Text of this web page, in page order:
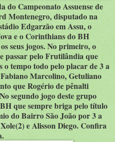
do Campeonato Assuense de
Montenegro, disputado na
Edgarzão em Assu, o
e o Corinthians do BH
seus jogos. No primeiro, o
passar pelo Frutilândia que
o tempo todo pelo placar de 3 a
Marcolino, Getuliano
que Rogério de pênalti
segundo jogo deste grupo
que sempre briga pelo título
do Bairro São João por 3 a
e Alisson Diego. Confira